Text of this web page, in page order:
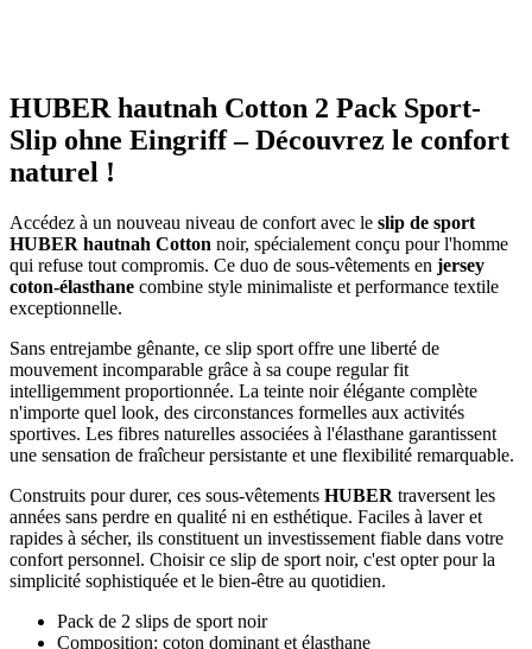
HUBER hautnah Cotton 2 Pack Sport-
Slip ohne Eingriff – Découvrez le confort
naturel !
Accédez à un nouveau niveau de confort avec le slip de sport
HUBER hautnah Cotton noir, spécialement conçu pour l'homme
qui refuse tout compromis. Ce duo de sous-vêtements en jersey
coton-élasthane combine style minimaliste et performance textile
exceptionnelle.
Sans entrejambe gênante, ce slip sport offre une liberté de
mouvement incomparable grâce à sa coupe regular fit
intelligemment proportionnée. La teinte noir élégante complète
n'importe quel look, des circonstances formelles aux activités
sportives. Les fibres naturelles associées à l'élasthane garantissent
une sensation de fraîcheur persistante et une flexibilité remarquable.
Construits pour durer, ces sous-vêtements HUBER traversent les
années sans perdre en qualité ni en esthétique. Faciles à laver et
rapides à sécher, ils constituent un investissement fiable dans votre
confort personnel. Choisir ce slip de sport noir, c'est opter pour la
simplicité sophistiquée et le bien-être au quotidien.
Pack de 2 slips de sport noir
Composition: coton dominant et élasthane